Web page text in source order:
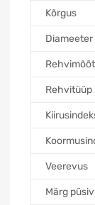
Kõrgus
Diameeter
Rehvimõõt
Rehvitüüp
Veerevus
Märg